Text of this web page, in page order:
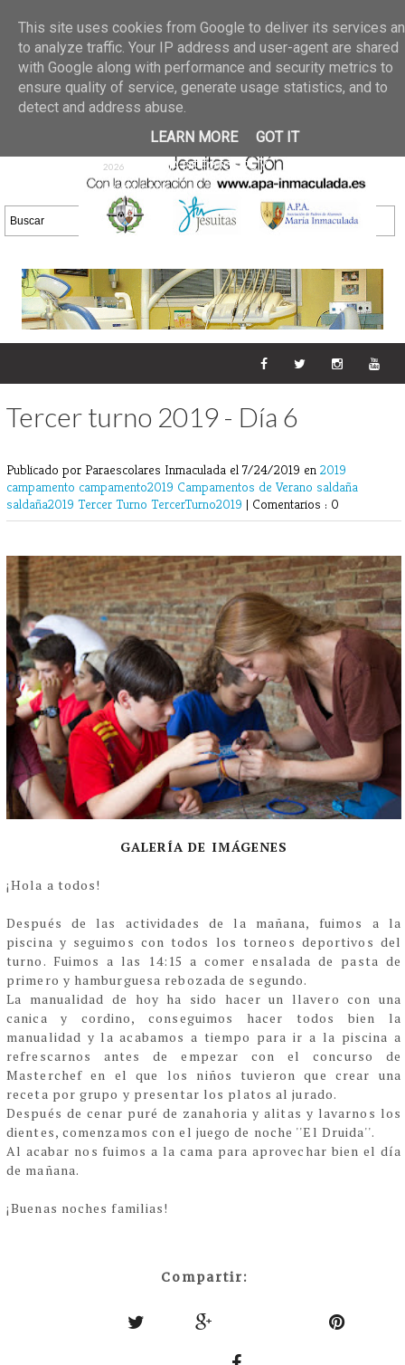
02 jun 2026
GALERIA DE FOTOS
30/05/2026
25 may 2026
GALERIA
DE FOTOS 23/05/2026
20 may
2026
GALERIA DE FOTOS
16/05/2026
DE FOTOS 09/05/2026
28 abr
2026
GALERIA DE FOTOS 25 Y
26/04/2026
Tercer turno 2019 - Día 6
Publicado por Paraescolares Inmaculada el 7/24/2019 en 2019
campamento campamento2019 Campamentos de Verano saldaña
saldaña2019 Tercer Turno TercerTurno2019 | Comentarios : 0
GALERÍA DE IMÁGENES
¡Hola a todos!
Después de las actividades de la mañana, fuimos a la
piscina y seguimos con todos los torneos deportivos del
turno. Fuimos a las 14:15 a comer ensalada de pasta de
primero y hamburguesa rebozada de segundo.
La manualidad de hoy ha sido hacer un llavero con una
canica y cordino, conseguimos hacer todos bien la
manualidad y la acabamos a tiempo para ir a la piscina a
refrescarnos antes de empezar con el concurso de
Masterchef en el que los niños tuvieron que crear una
receta por grupo y presentar los platos al jurado.
Después de cenar puré de zanahoria y alitas y lavarnos los
dientes, comenzamos con el juego de noche ''El Druida''.
Al acabar nos fuimos a la cama para aprovechar bien el día
de mañana.
¡Buenas noches familias!
Compartir:
This site uses cookies from Google to deliver its services
to analyze traffic. Your IP address and user-agent are shared
with Google along with performance and security metrics to
ensure quality of service, generate usage statistics, and to
detect and address abuse.
LEARN MORE
GOT IT